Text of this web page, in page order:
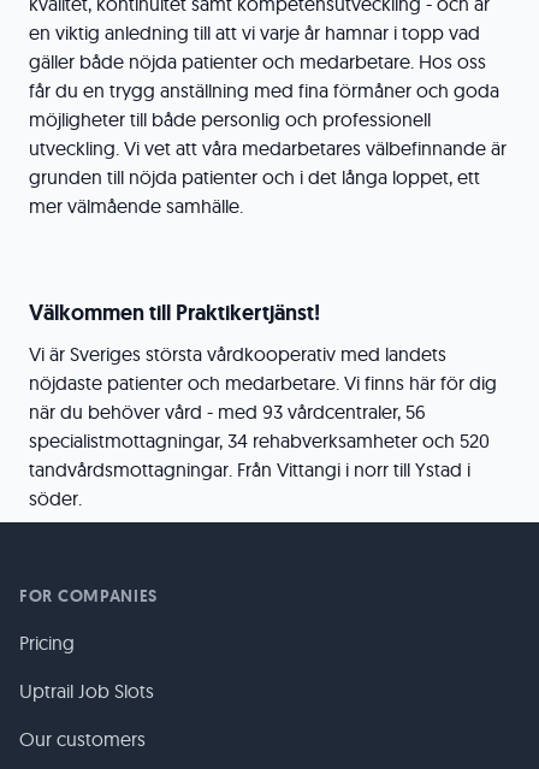
en viktig anledning till att vi varje år hamnar i topp vad
gäller både nöjda patienter och medarbetare. Hos oss
får du en trygg anställning med fina förmåner och goda
möjligheter till både personlig och professionell
utveckling. Vi vet att våra medarbetares välbefinnande är
grunden till nöjda patienter och i det långa loppet, ett
mer välmående samhälle.
Välkommen till Praktikertjänst!
Vi är Sveriges största vårdkooperativ med landets
nöjdaste patienter och medarbetare. Vi finns här för dig
när du behöver vård - med 93 vårdcentraler, 56
specialistmottagningar, 34 rehabverksamheter och 520
tandvårdsmottagningar. Från Vittangi i norr till Ystad i
söder.
FOR COMPANIES
Pricing
Uptrail Job Slots
Our customers